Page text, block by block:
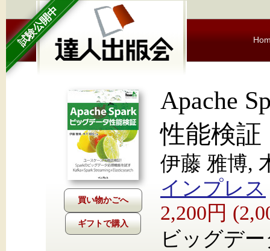
試験公開中
ギフトで購入
Apache
性能検証
伊藤 雅博,
インプレス
2,200円
ビッグデ